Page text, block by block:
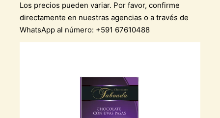
Los precios pueden variar. Por favor, confirme
directamente en nuestras agencias o a través de
WhatsApp al número: +591 67610488